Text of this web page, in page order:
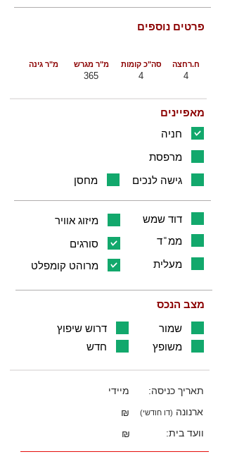
פרטים נוספים
סה"כ קומות מ"ר גינה מ"ר מגרש ח.רחצה
365 4 4
מאפיינים
חניה
מרפסת
מחסן
גישה לנכים
מיזוג אוויר
דוד שמש
סורגים
ממ"ד
מרוהט קומפלט
מעלית
מצב הנכס
דרוש שיפוץ
שמור
חדש
משופץ
מיידי
תאריך כניסה:
₪
ארנונה (דו חודשי)
₪ וועד בית: